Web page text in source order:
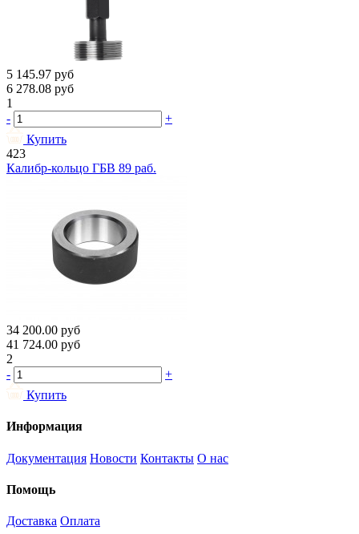
5 145.97 руб
6 278.08 руб
1
-
+
Купить
423
Калибр-кольцо ГБВ 89 раб.
34 200.00 руб
41 724.00 руб
2
-
+
Купить
Информация
Документация Новости Контакты О нас
Помощь
Доставка Оплата